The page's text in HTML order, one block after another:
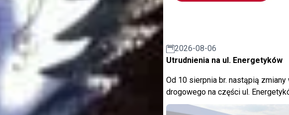
2026-08-06
Utrudnienia na ul. Energetyków
Od 10 sierpnia br. nastąpią zmiany
drogowego na części ul.